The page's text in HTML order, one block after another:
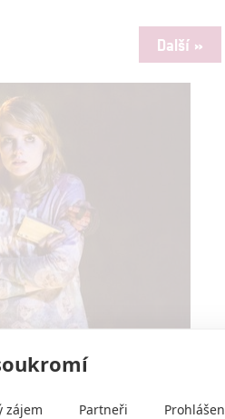
Další »
| Fandíme filmu
zájem Partneři